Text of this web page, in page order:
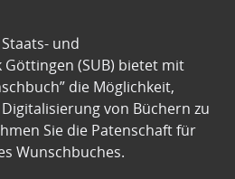
und
(SUB) bietet mit
die Möglichkeit,
von Büchern zu
Sie die Patenschaft für
Wunschbuches.